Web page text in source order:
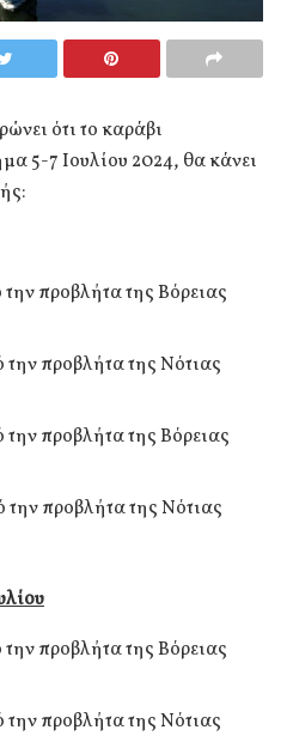
ότι το καράβι
5-7 Ιουλίου 2024, θα κάνει
προβλήτα της Βόρειας
προβλήτα της Νότιας
προβλήτα της Βόρειας
προβλήτα της Νότιας
προβλήτα της Βόρειας
προβλήτα της Νότιας